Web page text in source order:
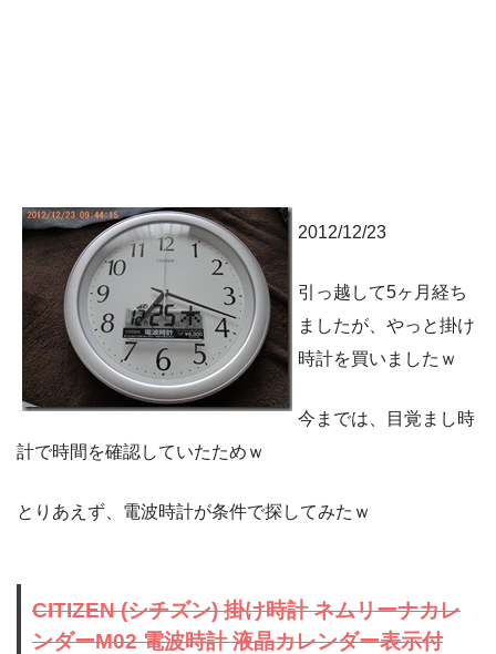
2012/12/23
引っ越して5ヶ月経ち
ましたが、やっと掛け
時計を買いましたｗ
今までは、目覚まし時
計で時間を確認していたためｗ
とりあえず、電波時計が条件で探してみたｗ
CITIZEN (シチズン) 掛け時計 ネムリーナカレ
ンダーM02 電波時計 液晶カレンダー表示付